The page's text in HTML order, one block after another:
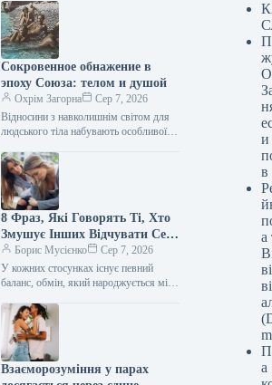
Сокровенное обнажение в
эпоху Союза: телом и душой
Охрім Загорна
Сер 7, 2026
Відносини з навколишнім світом для
людського тіла набувають особливої ​​
революція, що розквітла за доби
Жовтневої…
8 Фраз, Які Говорять Ті, Хто
Змушує Інших Відчувати Себе
Справді Поміченими та
Улюбленими У Невимушеній
Розмові
Борис Мусієнко
Сер 7, 2026
У кожних стосунках існує певний
баланс, обмін, який народжується між
відчуття справжньої впізнаваності та
любові,…
Взаєморозуміння у парах
и
в
а
а